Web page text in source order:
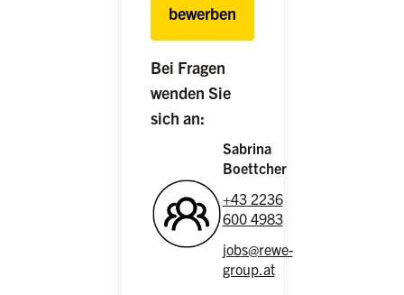
bewerben
Bei Fragen
wenden Sie
sich an:
Sabrina
Boettcher
+43 2236
600 4983
jobs@rewe-
group.at